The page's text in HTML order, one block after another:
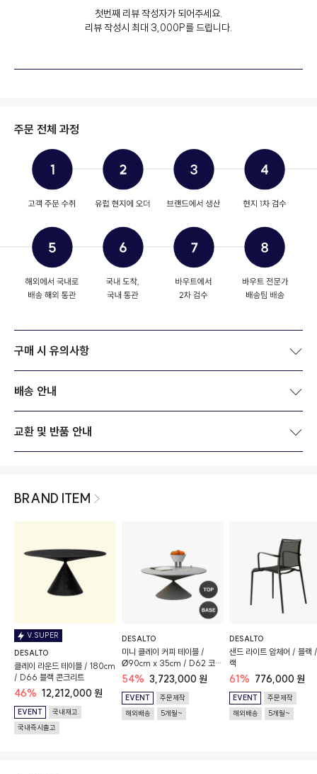
첫번째 리뷰 작성자가 되어주세요.
리뷰 작성시 최대 3,000P를 드립니다.
주문 전체 과정
구매 시 유의사항
배송 안내
교환 및 반품 안내
BRAND ITEM
V.SUPER
DESALTO
클레이 라운드 테이블 / 180cm
/ D66 블랙 콘크리트
46% 12,212,000 원
EVENT
국내재고
국내즉시출고
DESALTO
미니 클레이 커피 테이블 /
Ø90cm x 35cm / D62 코트
그레이
54% 3,723,000 원
EVENT
주문제작
해외배송
5개월~
DESALTO
샌드 라이트 암체어 / 블랙
랙
61% 776,000 원
EVENT
주문제작
해외배송
5개월~